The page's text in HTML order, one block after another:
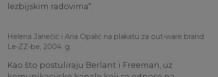
lezbijskim radovima“.
Helena Janečić i Ana Opalić na plakatu za out-ware brand
Le-ZZ-be, 2004. g.
Kao što postuliraju Berlant i Freeman, uz